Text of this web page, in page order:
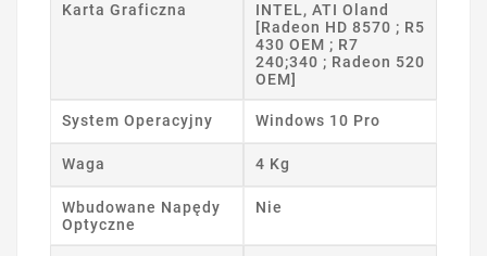
Karta Graficzna
INTEL, ATI Oland
[Radeon HD 8570 ; R5
430 OEM ; R7
240;340 ; Radeon 520
OEM]
System Operacyjny Windows 10 Pro
Waga 4 Kg
Wbudowane Napędy
Optyczne
Nie